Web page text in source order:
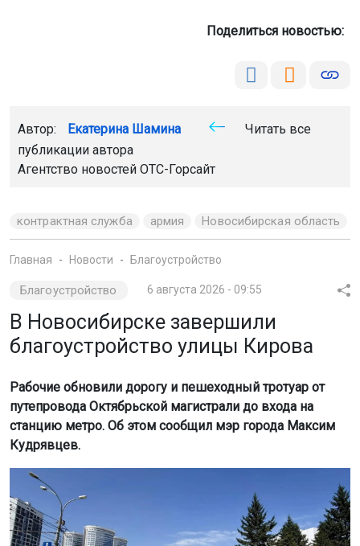
Поделиться новостью:
Автор: Екатерина Шамина
Читать все
публикации автора
Агентство новостей ОТС-Горсайт
контрактная служба армия Новосибирская область
Главная Новости Благоустройство
Благоустройство 6 августа 2026 - 09:55
В Новосибирске завершили
благоустройство улицы Кирова
Рабочие обновили дорогу и пешеходный тротуар от
путепровода Октябрьской магистрали до входа на
станцию метро. Об этом сообщил мэр города Максим
Кудрявцев.